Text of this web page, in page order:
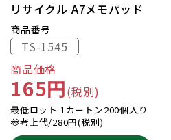
リサイクル A7メモパッド
商品番号
TS-1545
商品価格
165円(税別)
最低ロット 1カートン200個入り
参考上代/280円(税別)